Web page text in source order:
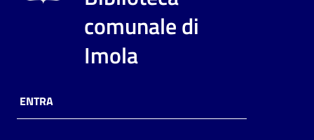
online
comunale di
Imola
ENTRA